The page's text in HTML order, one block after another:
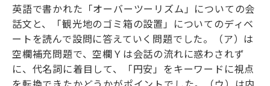
英語で書かれた「オーバーツーリズム」についての会
話文と、「観光地のゴミ箱の設置」についてのディベ
ートを読んで設問に答えていく問題でした。（ア）は
空欄補充問題で、空欄Ｙは会話の流れに惑わされず
に、代名詞に着目して、「円安」をキーワードに視点